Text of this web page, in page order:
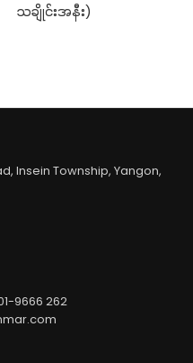
သချိုင်းအနီး)
Insein Township, Yangon,
9666 262